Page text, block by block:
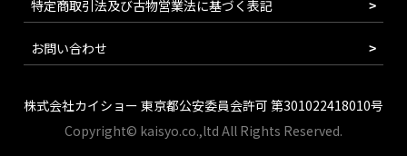
特定商取引法及び古物営業法に基づく表記
お問い合わせ
株式会社カイショー 東京都公安委員会許可 第301022418010号
Copyright© kaisyo.co.,ltd All Rights Reserved.